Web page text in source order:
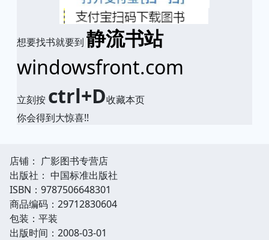
想要找书就要到 静流书站
windowsfront.com
立刻按 ctrl+D收藏本页
你会得到大惊喜!!
店铺： 广影图书专营店
出版社： 中国标准出版社
ISBN：9787506648301
商品编码：29712830604
包装：平装
出版时间：2008-03-01